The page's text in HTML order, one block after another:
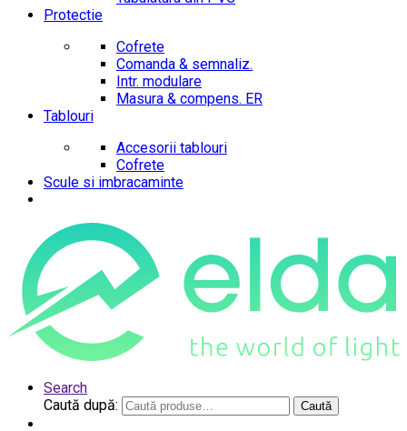
Protectie
Cofrete
Comanda & semnaliz.
Intr. modulare
Masura & compens. ER
Tablouri
Accesorii tablouri
Cofrete
Scule si imbracaminte
Search
Caută după:
Caută